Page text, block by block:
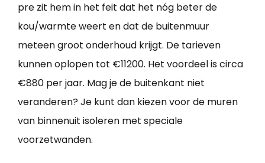
pre zit hem in het feit dat het nóg beter de
kou/warmte weert en dat de buitenmuur
meteen groot onderhoud krijgt. De tarieven
kunnen oplopen tot €11200. Het voordeel is circa
€880 per jaar. Mag je de buitenkant niet
veranderen? Je kunt dan kiezen voor de muren
van binnenuit isoleren met speciale
voorzetwanden.